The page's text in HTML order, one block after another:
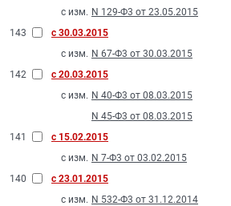
с изм. N 129-Ф3 от 23.05.2015
143
с 30.03.2015
с изм. N 67-Ф3 от 30.03.2015
142
с 20.03.2015
с изм. N 40-Ф3 от 08.03.2015
N 45-Ф3 от 08.03.2015
141
с 15.02.2015
с изм. N 7-Ф3 от 03.02.2015
140
с 23.01.2015
с изм. N 532-Ф3 от 31.12.2014